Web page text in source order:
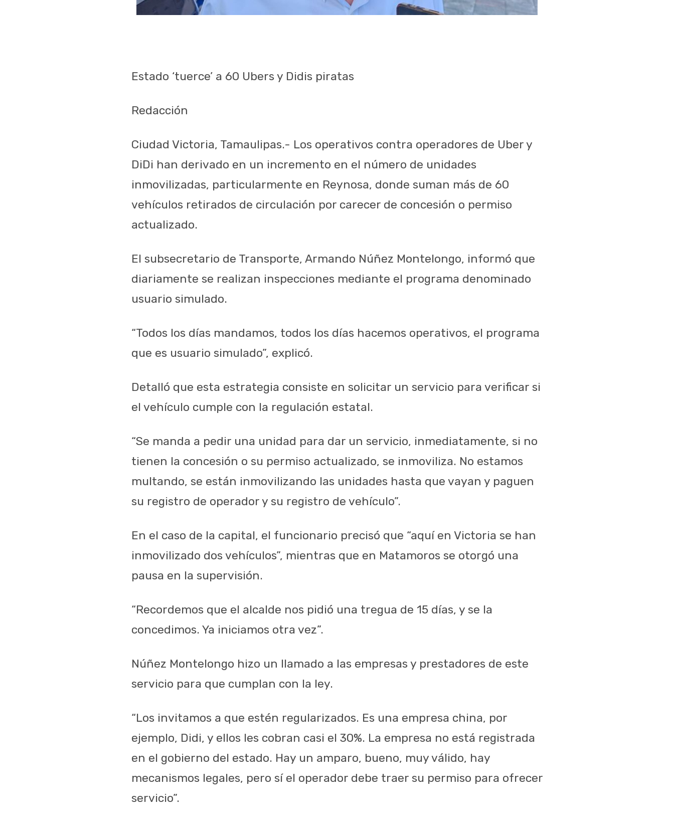
Estado ‘tuerce’ a 60 Ubers y Didis piratas
Redacción
Ciudad Victoria, Tamaulipas.- Los operativos contra operadores de Uber y
DiDi han derivado en un incremento en el número de unidades
inmovilizadas, particularmente en Reynosa, donde suman más de 60
vehículos retirados de circulación por carecer de concesión o permiso
actualizado.
El subsecretario de Transporte, Armando Núñez Montelongo, informó que
diariamente se realizan inspecciones mediante el programa denominado
usuario simulado.
“Todos los días mandamos, todos los días hacemos operativos, el programa
que es usuario simulado”, explicó.
Detalló que esta estrategia consiste en solicitar un servicio para verificar si
el vehículo cumple con la regulación estatal.
“Se manda a pedir una unidad para dar un servicio, inmediatamente, si no
tienen la concesión o su permiso actualizado, se inmoviliza. No estamos
multando, se están inmovilizando las unidades hasta que vayan y paguen
su registro de operador y su registro de vehículo”.
En el caso de la capital, el funcionario precisó que “aquí en Victoria se han
inmovilizado dos vehículos”, mientras que en Matamoros se otorgó una
pausa en la supervisión.
“Recordemos que el alcalde nos pidió una tregua de 15 días, y se la
concedimos. Ya iniciamos otra vez”.
Núñez Montelongo hizo un llamado a las empresas y prestadores de este
servicio para que cumplan con la ley.
“Los invitamos a que estén regularizados. Es una empresa china, por
ejemplo, Didi, y ellos les cobran casi el 30%. La empresa no está registrada
en el gobierno del estado. Hay un amparo, bueno, muy válido, hay
mecanismos legales, pero sí el operador debe traer su permiso para ofrecer
servicio”.